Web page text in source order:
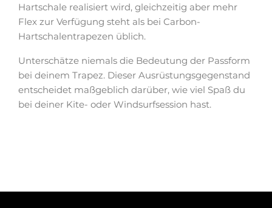
Hartschale realisiert wird, gleichzeitig aber mehr
Flex zur Verfügung steht als bei Carbon-
Hartschalentrapezen üblich.
Unterschätze niemals die Bedeutung der Passform
bei deinem Trapez. Dieser Ausrüstungsgegenstand
entscheidet maßgeblich darüber, wie viel Spaß du
bei deiner Kite- oder Windsurfsession hast.